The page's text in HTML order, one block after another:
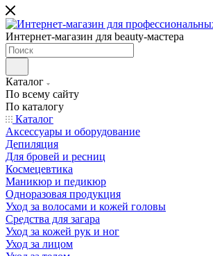
Интернет-магазин для beauty-мастера
Каталог
По всему сайту
По каталогу
Каталог
Аксессуары и оборудование
Депиляция
Для бровей и ресниц
Космецевтика
Маникюр и педикюр
Одноразовая продукция
Уход за волосами и кожей головы
Средства для загара
Уход за кожей рук и ног
Уход за лицом